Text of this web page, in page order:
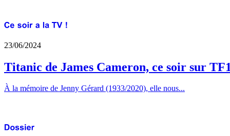
23/06/2024
Titanic de James Cameron, ce soir sur
À la mémoire de Jenny Gérard (1933/2020), elle nous...